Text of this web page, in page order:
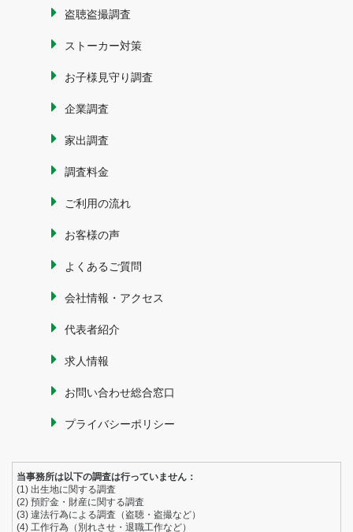
盗聴盗撮調査
ストーカー対策
お子様見守り調査
企業調査
家出調査
調査料金
ご利用の流れ
お客様の声
よくあるご質問
会社情報・アクセス
代表者紹介
求人情報
お問い合わせ総合窓口
プライバシーポリシー
当事務所は以下の調査は行っていません：
(1) 出生地に関する調査
(2) 預貯金・財産に関する調査
(3) 違法行為による調査（盗聴・盗撮など）
(4) 工作行為（別れさせ・退職工作など）